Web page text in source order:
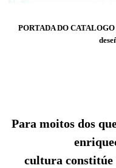
PORTADA DO
Para moitos dos
cultura constitúe